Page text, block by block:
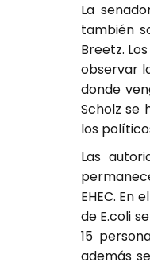
La
también
Breetz.
observar
donde
Scholz se
los
Las
EHEC. En
de E.coli
15
además